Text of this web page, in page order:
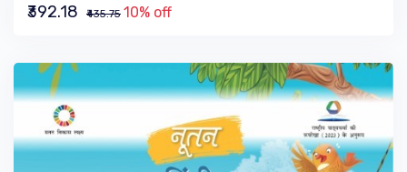
₹392.18 ₹435.75 10% off